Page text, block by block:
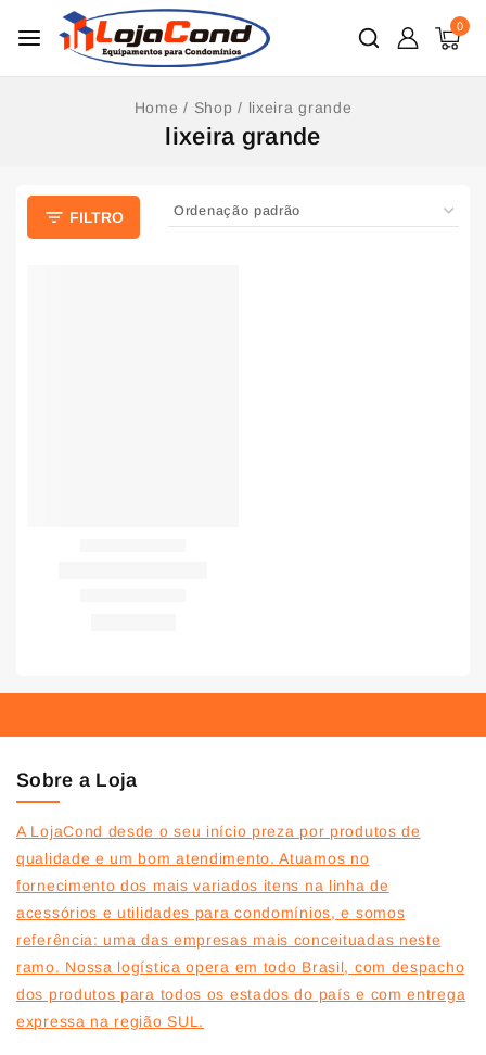
0
Home / Shop / lixeira grande
lixeira grande
FILTRO
Sobre a Loja
A LojaCond desde o seu início preza por produtos de
qualidade e um bom atendimento. Atuamos no
fornecimento dos mais variados itens na linha de
acessórios e utilidades para condomínios, e somos
referência: uma das empresas mais conceituadas neste
ramo. Nossa logística opera em todo Brasil, com despacho
dos produtos para todos os estados do país e com entrega
expressa na região SUL.